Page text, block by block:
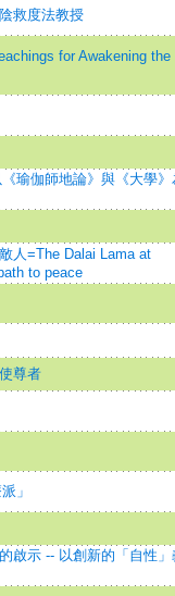
救度法教授
for Awakening the
瑜伽師地論》與《大學》
人=The Dalai Lama at
to peace
尊者
」
啟示 -- 以創新的「自性